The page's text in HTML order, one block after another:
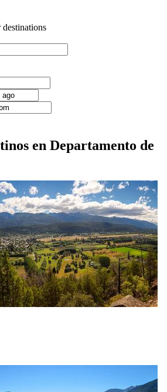
en Departamento de